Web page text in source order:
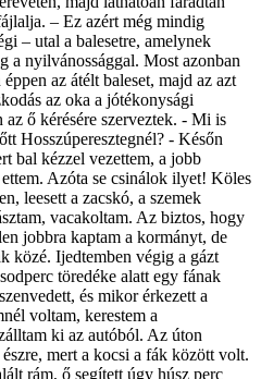
– Ez azért még mindig
– utal a balesetre, amelynek
a nyilvánossággal. Most azonban
az átélt baleset, majd az azt
az oka a jótékonysági
ő kérésére szerveztek. - Mi is
Hosszúperesztegnél? - Későn
bal kézzel vezettem, a jobb
Azóta se csinálok ilyet! Köles
leesett a zacskó, a szemek
vacakoltam. Az biztos, hogy
jobbra kaptam a kormányt, de
közé. Ijedtemben végig a gázt
töredéke alatt egy fának
és mikor érkezett a
voltam, kerestem a
ki az autóból. Az úton
mert a kocsi a fák között volt.
rám, ő segített úgy húsz perc